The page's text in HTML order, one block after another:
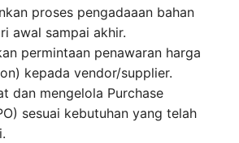
proses pengadaaan bahan
awal sampai akhir.
permintaan penawaran harga
kepada vendor/supplier.
dan mengelola Purchase
sesuai kebutuhan yang telah